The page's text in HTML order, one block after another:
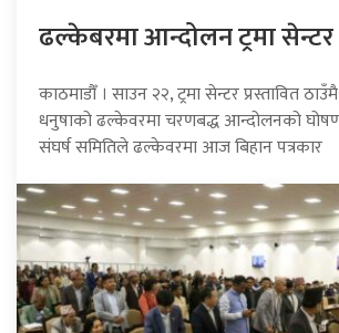
ढल्केबरमा आन्दोलन ट्रमा सेन्टर
काठमाडौँ । साउन २२, ट्रमा सेन्टर प्रस्तावित
धनुषाको ढल्केवरमा चरणबद्ध आन्दोलनको
संघर्ष समितिले ढल्केवरमा आज बिहान पत्रकार